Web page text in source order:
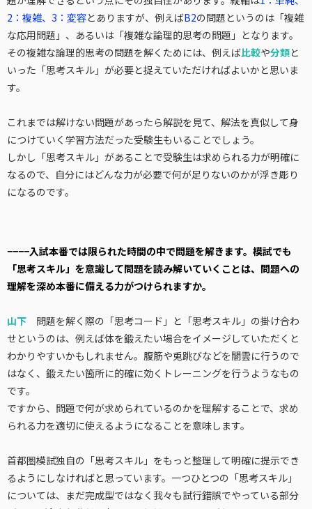
2：複雑、3：変容とありますが、例えばB2の問題というのは「複雑
な応用問題」、あるいは「複雑な論理的思考の問題」となります。
その複雑な論理的思考の問題を解くためには、例えば比較や分類と
いった「思考スキル」が必要と捉えていただければよいかと思いま
す。
これまでは解けない問題があったら解説を見て、解法を真似して身
につけていく学習方法だった受験生もいることでしょう。
しかし「思考スキル」があることで受験生は求められる力が明確に
なるので、自分にはどんな力が必要で何が足りないのかが浮き彫り
になるのです。
−−−−入試本番では限られた時間の中で問題を解きます。模試でも
「思考スキル」を意識して問題を読み解いていくことは、問題への
理解を深め本番に備える力がつけられますか。
山下 問題を解く際の「思考コード」と「思考スキル」の掛け合わ
せというのは、例えば体を鍛えたい場合をイメージしていただくと
わかりやすいかもしれません。腹筋や兎跳びなどを闇雲に行うので
はなく、鍛えたい箇所に的確に効くトレーニングを行うようなもの
です。
ですから、問題で何が求められているのかを理解することで、求め
られる力を適切に使えるようになることを意味します。
首都圏模試独自の「思考スキル」をもっと整理して明確に提示でき
るようにしなければと思っています。一つひとつの「思考スキル」
については、まだ完成型ではなく我々も試行錯誤でやっている部分